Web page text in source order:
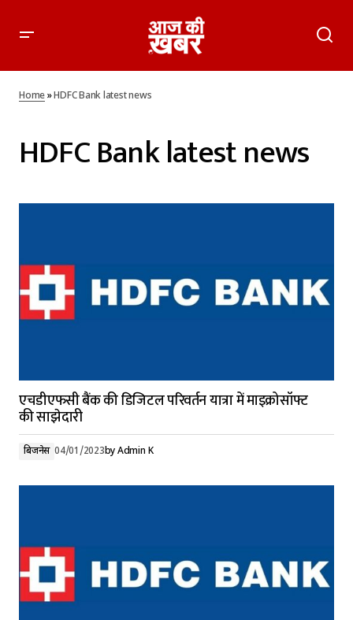
Home»HDFC Bank latest news
HDFC Bank latest news
एचडीएफसी बैंक की डिजिटल परिवर्तन यात्रा में माइक्रोसॉफ्ट
की साझेदारी
बिजनेस 04/01/2023byAdmin K